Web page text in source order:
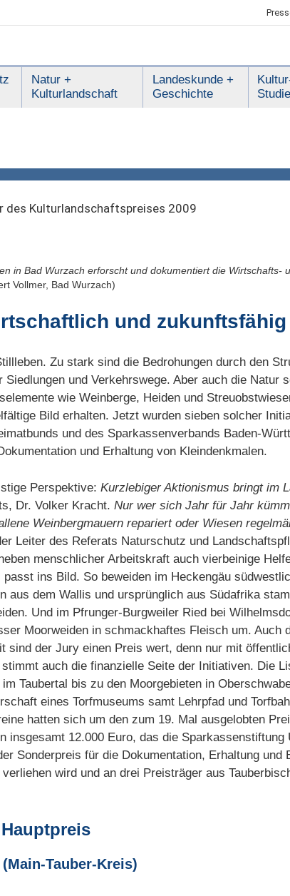
Natur +
Kulturlandschaft
Landeskunde +
Geschichte
2009
des Kulturlandschaftspreises 2009
in Bad Wurzach erforscht und dokumentiert die Wirtschafts-
Vollmer, Bad Wurzach)
und zukunftsfähig
Zu stark sind die Bedrohungen durch den
und Verkehrswege. Aber auch die Natur
wie Weinberge, Heiden und
Bild erhalten. Jetzt wurden sieben solcher
und des Sparkassenverbands Baden-
und Erhaltung von Kleindenkmalen.
Perspektive: Kurzlebiger Aktionismus bringt im
Dr. Volker Kracht. Nur wer sich Jahr für Jahr
Weinbergmauern repariert oder Wiesen
Leiter des Referats Naturschutz und
menschlicher Arbeitskraft auch vierbeinige
ins Bild. So beweiden im Heckengäu
aus dem Wallis und ursprünglich aus Südafrika
Und im Pfrunger-Burgweiler Ried bei
Moorweiden in schmackhaftes Fleisch um. Auch
sind der Jury einen Preis wert, denn nur mit
auch die finanzielle Seite der Initiativen. Die
Taubertal bis zu den Moorgebieten in
eines Torfmuseums samt Lehrpfad und
hatten sich um den zum 19. Mal ausgelobten
insgesamt 12.000 Euro, das die
Sonderpreis für die Dokumentation, Erhaltung und
wird und an drei Preisträger aus
Tauber-Kreis)